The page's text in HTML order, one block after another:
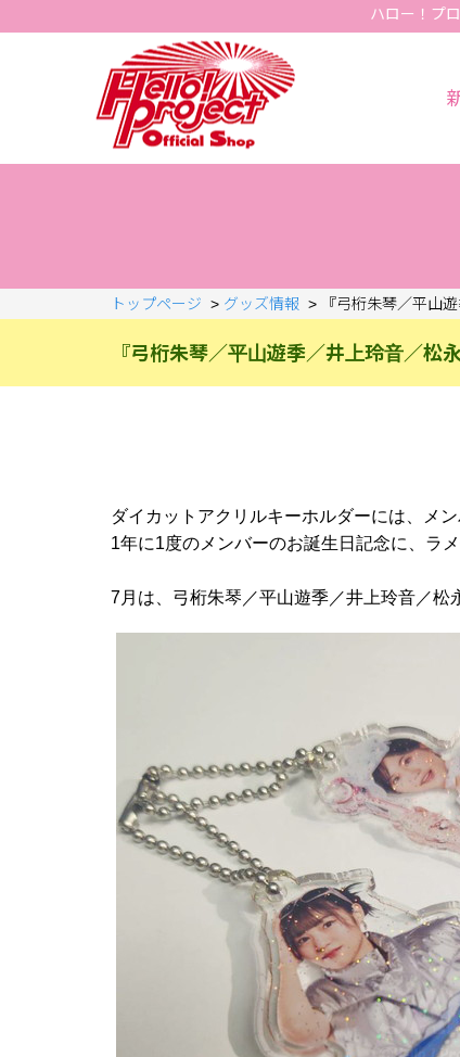
ハロー！プ
トップページ > グッズ情報 > 『弓桁朱琴／平山
『弓桁朱琴／平山遊季／井上玲音／松
ダイカットアクリルキーホルダーには、メ
1年に1度のメンバーのお誕生日記念に、ラ
7月は、弓桁朱琴／平山遊季／井上玲音／松